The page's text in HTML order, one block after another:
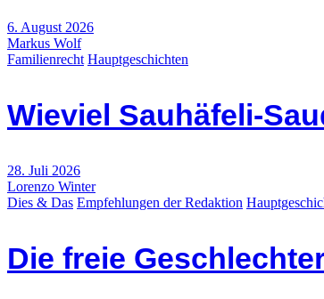
6. August 2026
Markus Wolf
Familienrecht Hauptgeschichten
Wieviel Sauhäfeli-
28. Juli 2026
Lorenzo Winter
Dies & Das Empfehlungen der Redaktion
Die freie